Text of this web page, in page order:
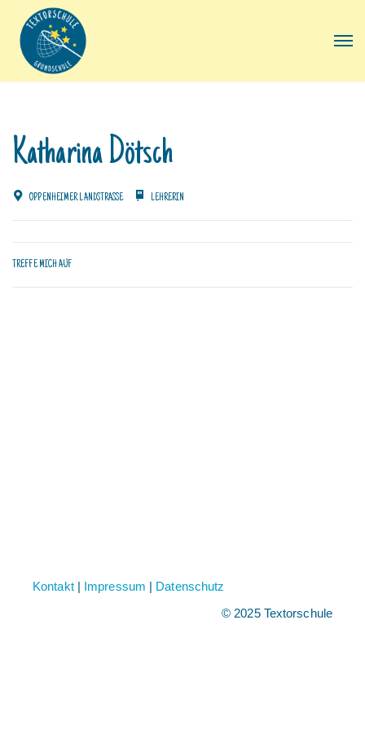
Katharina Dötsch
OPPENHEIMER LANDSTRASSE LEHRERIN
TREFFE MICH AUF
Kontakt| Impressum | Datenschutz
© 2025 Textorschule